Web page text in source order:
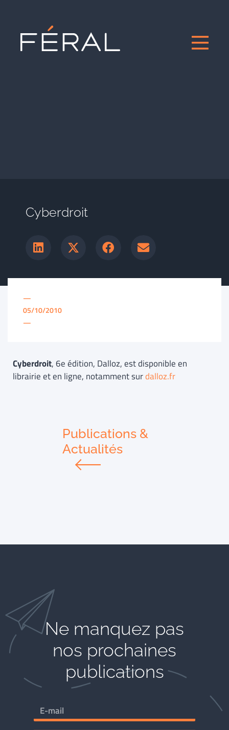
Cyberdroit
—
05/10/2010
—
Cyberdroit, 6e édition, Dalloz, est disponible en
librairie et en ligne, notamment surdalloz.fr
Publications &
Actualités
Ne manquez pas
nos prochaines
publications